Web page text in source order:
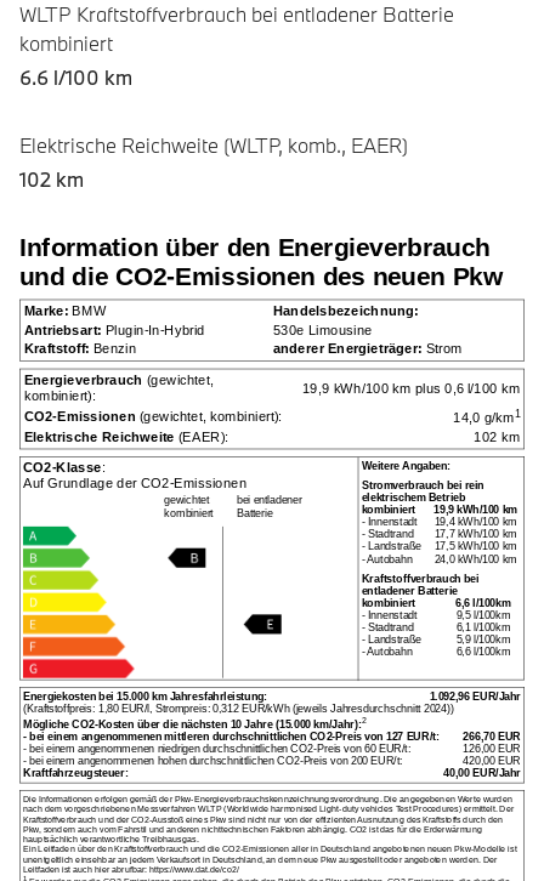
WLTP Kraftstoffverbrauch bei entladener Batterie
kombiniert
6.6 l/100 km
Elektrische Reichweite (WLTP, komb., EAER)
102 km